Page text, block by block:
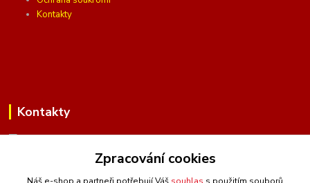
Kontakty
Kontakty
(Po-Pá, 10 - 16 hod.)
Zpracování cookies